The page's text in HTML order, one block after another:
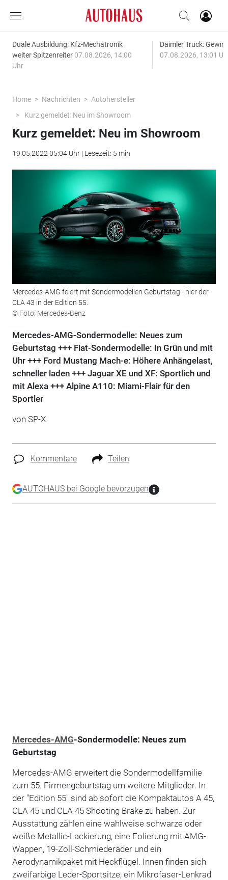
Duale Ausbildung: Kfz-Mechatronik
weiter Spitzenreiter 07.08.2026, 14:00
Uhr
Daimler Truck:
07.08.2026, 13:01
Home Nachrichten
Autohersteller
Kurz gemeldet: Neu im Showroom
Kurz gemeldet: Neu im Showroom
19.05.2022 05:04 Uhr | Lesezeit: 5 min
Mercedes-AMG feiert mit Sondermodellen Geburtstag - hier der
CLA 43 in der Edition 55.
© Foto: Mercedes-Benz
Mercedes-AMG-Sondermodelle: Neues zum
Geburtstag +++ Fiat-Sondermodelle: In Grün und mit
Uhr +++ Ford Mustang Mach-e: Höhere Anhängelast,
schneller laden +++ Jaguar XE und XF: Sportlich und
mit Alexa +++ Alpine A110: Miami-Flair für den
Sportler
von SP-X
Kommentare Teilen
AUTOHAUS bei Google bevorzugen
Mercedes-AMG-Sondermodelle: Neues zum
Geburtstag
Mercedes-AMG erweitert die Sondermodellfamilie
zum 55. Firmengeburtstag um weitere Mitglieder. In
der "Edition 55" sind ab sofort die Kompaktautos A 45,
CLA 45 und CLA 45 Shooting Brake zu haben. Zur
Ausstattung zählen eine wahlweise schwarze oder
weiße Metallic-Lackierung, eine Folierung mit AMG-
Wappen, 19-Zoll-Schmiederäder und ein
Aerodynamikpaket mit Heckflügel. Innen finden sich
zweifarbige Leder-Sportsitze, ein Mikrofaser-Lenkrad